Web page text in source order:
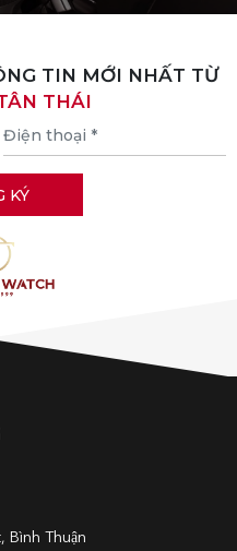
TIN MỚI NHẤT TỪ
THÁI
Bình Thuận